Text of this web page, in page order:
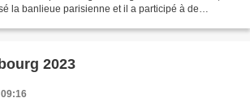
la banlieue parisienne et il a participé à de
2023